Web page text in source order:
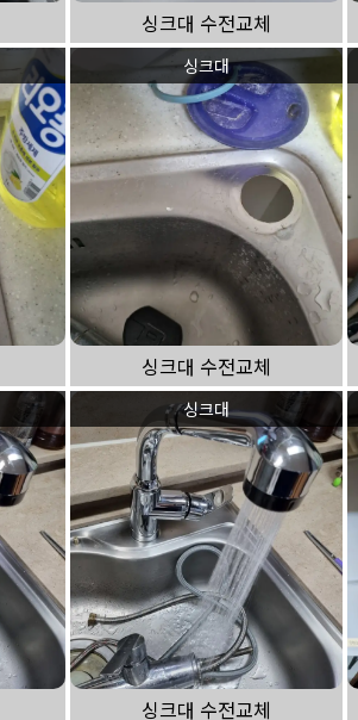
싱크대 수전교체
싱크대
싱크대 수전교체
싱크대
싱크대 수전교체